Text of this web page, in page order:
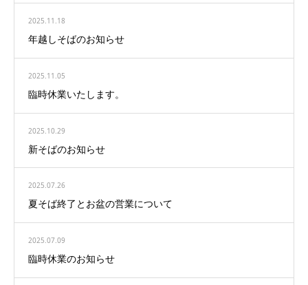
2025.11.18
年越しそばのお知らせ
2025.11.05
臨時休業いたします。
2025.10.29
新そばのお知らせ
2025.07.26
夏そば終了とお盆の営業について
2025.07.09
臨時休業のお知らせ